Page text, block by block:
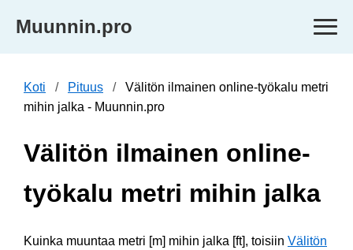
Muunnin.pro
Koti Pituus
Välitön ilmainen online-työkalu metri
mihin jalka - Muunnin.pro
Välitön ilmainen online-
työkalu metri mihin jalka
Kuinka muuntaa metri [m] mihin jalka [ft], toisiin Välitön